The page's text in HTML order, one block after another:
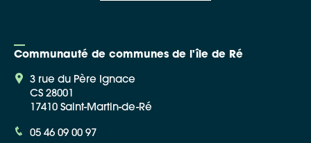
Communauté de communes de l'île de Ré
3 rue du Père Ignace
CS 28001
17410 Saint-Martin-de-Ré
05 46 09 00 97